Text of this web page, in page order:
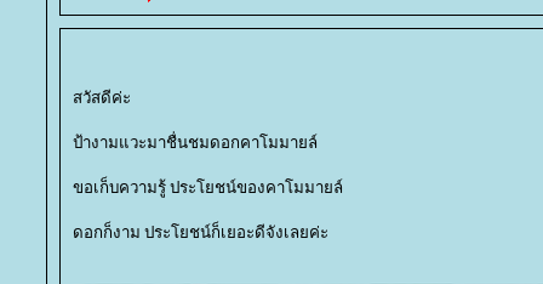
สวัสดีค่ะ
ป้างามแวะมาชื่นชมดอกคาโมมายล์
ขอเก็บความรู้ ประโยชน์ของคาโมมายล์
ดอกก็งาม ประโยชน์ก็เยอะดีจังเลยค่ะ